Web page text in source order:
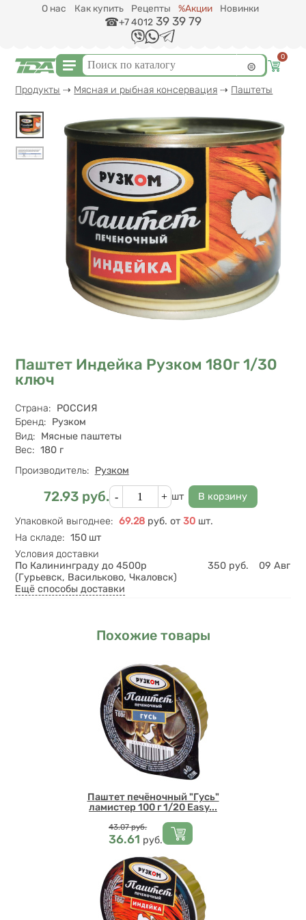
Перейти к основному содержанию
О нас Как купить Рецепты %Акции
Новинки
+7 4012 39 39 79
Форма поиска
Поиск 0
Вы здесь
Продукты ⇢ Мясная и рыбная консервация ⇢ Паштеты
Паштет Индейка Рузком 180г 1/30
ключ
Характеристики
Страна: РОССИЯ
Бренд: Рузком
Вид: Мясные паштеты
Вес: 180 г
Производитель: Рузком
Цена
72.93 руб.Кол-во шт
Упаковкой выгоднее: 69.28 руб. от 30 шт.
На складе: 150 шт
Условия доставки
По Калининграду до 4500р
(Гурьевск, Васильково, Чкаловск)
350 руб.
09 Авг
Ещё способы доставки
Похожие товары
Паштет печёночный "Гусь"
ламистер 100 г 1/20 Easy...
Цена
43.07 руб.
36.61 руб.